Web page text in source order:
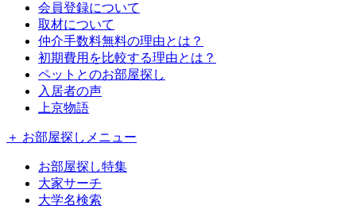
会員登録について
取材について
仲介手数料無料の理由とは？
初期費用を比較する理由とは？
ペットとのお部屋探し
入居者の声
上京物語
＋ お部屋探しメニュー
お部屋探し特集
大家サーチ
大学名検索